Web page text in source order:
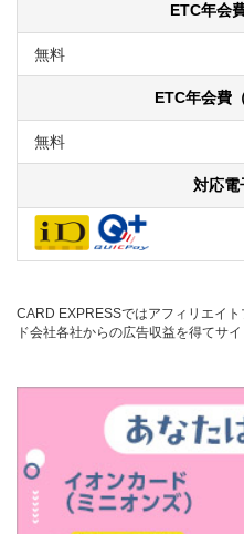
ETC年会
無料
ETC年会費
無料
対応電
CARD EXPRESSではアフィリエイ
ド会社各社からの広告収益を得てサイ